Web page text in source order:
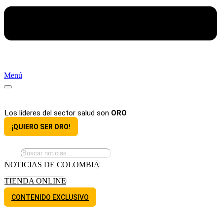
Menú
Los líderes del sector salud son ORO
¡QUIERO SER ORO!
NOTICIAS DE COLOMBIA
TIENDA ONLINE
CONTENIDO EXCLUSIVO